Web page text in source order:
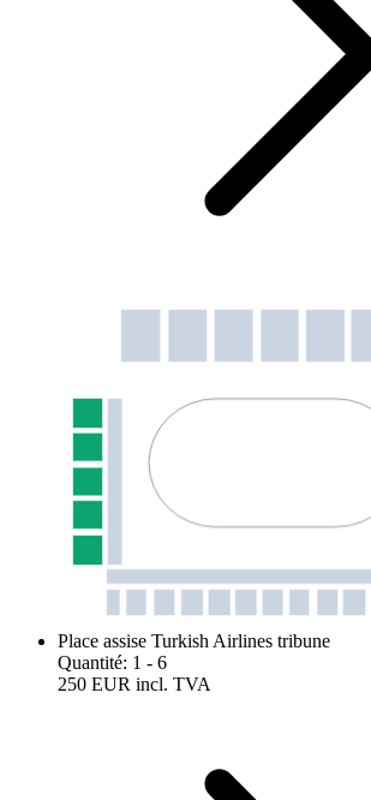
Place assise Turkish Airlines tribune
Quantité: 1 - 6
250 EUR incl. TVA